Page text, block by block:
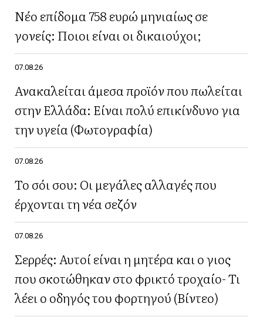
Νέο επίδομα 758 ευρώ μηνιαίως σε
γονείς: Ποιοι είναι οι δικαιούχοι;
07.08.26
Ανακαλείται άμεσα προϊόν που πωλείται
στην Ελλάδα: Είναι πολύ επικίνδυνο για
την υγεία (Φωτογραφία)
07.08.26
Το σόι σου: Οι μεγάλες αλλαγές που
έρχονται τη νέα σεζόν
07.08.26
Σερρές: Αυτοί είναι η μητέρα και ο γιος
που σκοτώθηκαν στο φρικτό τροχαίο- Τι
λέει ο οδηγός του φορτηγού (Βίντεο)